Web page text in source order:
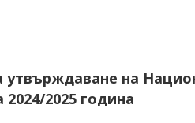
утвърждаване на
2025 година